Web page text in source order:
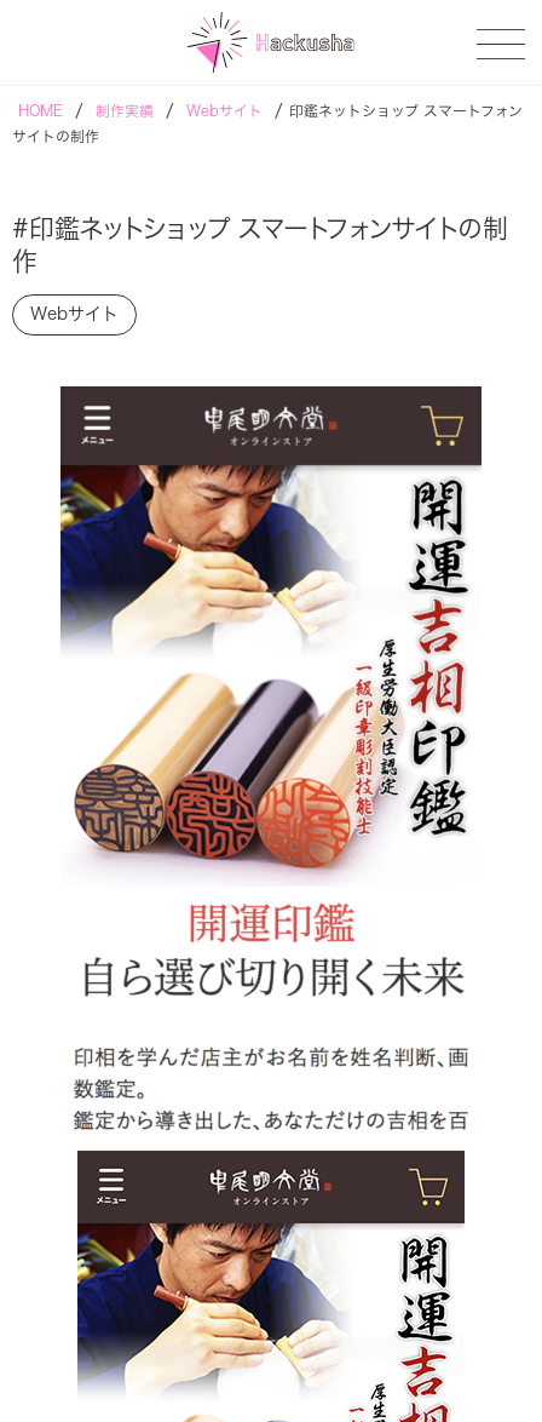
HOME / 制作実績 / Webサイト /
印鑑ネットショップ スマートフォン
サイトの制作
#印鑑ネットショップ スマートフォンサイトの制
作
Webサイト